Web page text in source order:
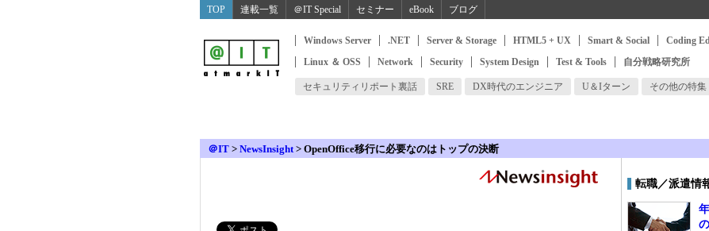
TOP 連載一覧 ＠IT Special セミナー eBook ブログ
Windows Server .NET Server & Storage HTML5 + UX Smart & Social Coding
Linux ＆ OSS
Network Security System Design Test & Tools 自分戦略研究所
セキュリティリポート裏話 SRE DX時代のエンジニア U＆Iターン その他の特集
＠IT > NewsInsight> OpenOffice移行に必要なのはトップの決断
転職／派遣情